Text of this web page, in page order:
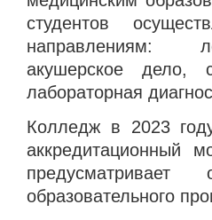
студентов
направлениям:
акушерское дело,
лабораторная
Колледж в 2023
аккредитационный
предусматривает
образовательного